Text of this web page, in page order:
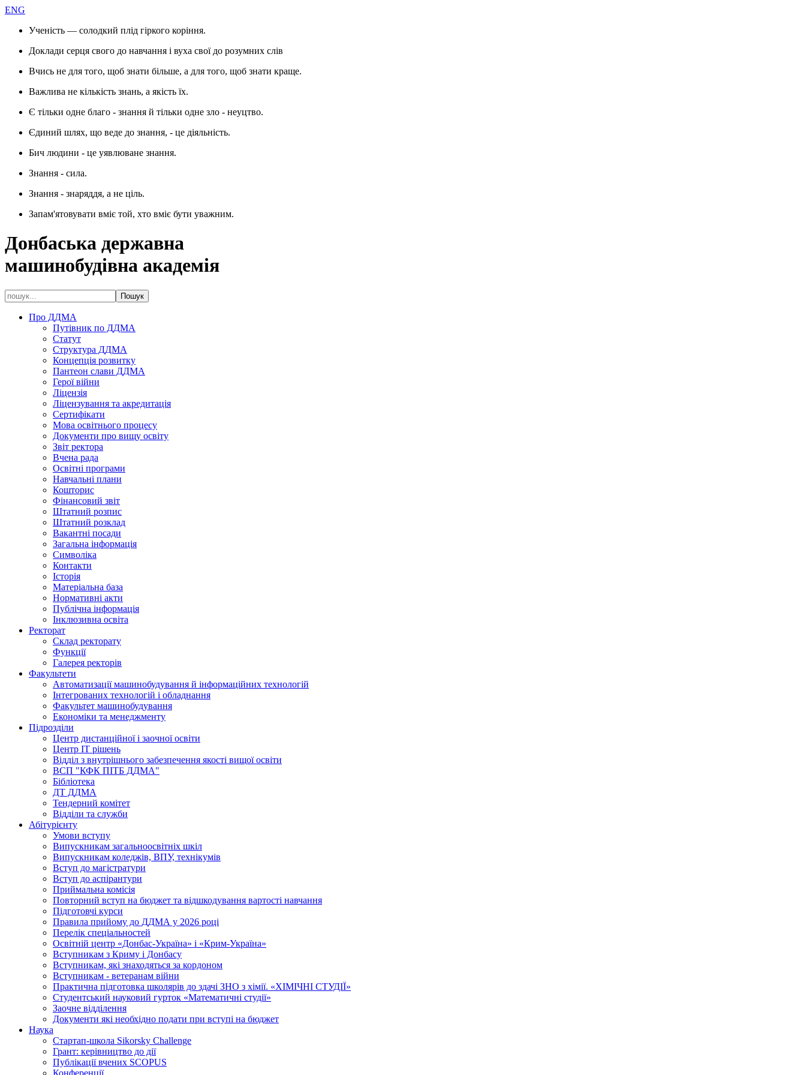
ENG
Ученість — солодкий плід гіркого коріння.
Доклади серця свого до навчання і вуха свої до розумних слів
Вчись не для того, щоб знати більше, а для того, щоб знати краще.
Важлива не кількість знань, а якість їх.
Є тільки одне благо - знання й тільки одне зло - неуцтво.
Єдиний шлях, що веде до знання, - це діяльність.
Бич людини - це уявлюване знання.
Знання - сила.
Знання - знаряддя, а не ціль.
Запам'ятовувати вміє той, хто вміє бути уважним.
Донбаська державна
машинобудівна академія
Про ДДМА
Путівник по ДДМА
Статут
Структура ДДМА
Концепція розвитку
Пантеон слави ДДМА
Герої війни
Ліцензія
Ліцензування та акредитація
Сертифікати
Мова освітнього процесу
Документи про вищу освіту
Звіт ректора
Вчена рада
Освітні програми
Навчальні плани
Кошторис
Фінансовий звіт
Штатний розпис
Штатний розклад
Вакантні посади
Загальна інформація
Символіка
Контакти
Історія
Матеріальна база
Нормативні акти
Публічна інформація
Інклюзивна освіта
Ректорат
Склад ректорату
Функції
Галерея ректорів
Факультети
Автоматизації машинобудування й інформаційних технологій
Інтегрованих технологій і обладнання
Факультет машинобудування
Економіки та менеджменту
Підрозділи
Центр дистанційної і заочної освіти
Центр ІТ рішень
Відділ з внутрішнього забезпечення якості вищої освіти
ВСП "КФК ПІТБ ДДМА"
Бібліотека
ДТ ДДМА
Тендерний комітет
Відділи та служби
Абітурієнту
Умови вступу
Випускникам загальноосвітніх шкіл
Випускникам коледжів, ВПУ, технікумів
Вступ до магістратури
Вступ до аспірантури
Приймальна комісія
Повторний вступ на бюджет та відшкодування вартості навчання
Підготовчі курси
Правила прийому до ДДМА у 2026 році
Перелік спеціальностей
Освітній центр «Донбас-Україна» і «Крим-Україна»
Вступникам з Криму і Донбасу
Вступникам, які знаходяться за кордоном
Вступникам - ветеранам війни
Практична підготовка школярів до здачі ЗНО з хімії. «ХІМІЧНІ СТУДІЇ»
Студентський науковий гурток «Математичні студії»
Заочне відділення
Документи які необхідно подати при вступі на бюджет
Наука
Стартап-школа Sikorsky Challenge
Грант: керівництво до дії
Публікації вчених SCOPUS
Конференції